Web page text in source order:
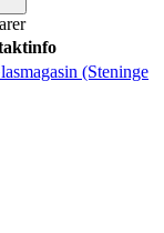
(Steninge